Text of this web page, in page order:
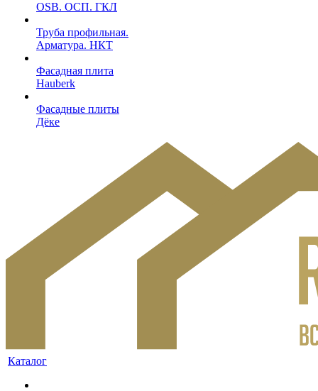
OSB. ОСП. ГКЛ
Труба профильная.
Арматура. НКТ
Фасадная плита
Hauberk
Фасадные плиты
Дёке
Каталог